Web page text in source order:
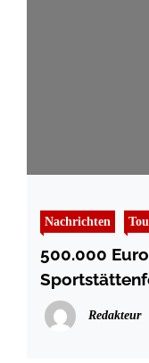
Nachrichten
500.000
Preetz
Redakteur